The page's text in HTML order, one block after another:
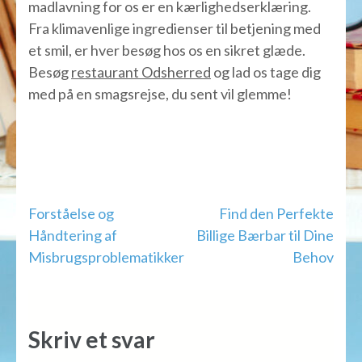
madlavning for os er en kærlighedserklæring.
Fra klimavenlige ingredienser til betjening med
et smil, er hver besøg hos os en sikret glæde.
Besøgrestaurant Odsherred og lad os tage dig
med på en smagsrejse, du sent vil glemme!
Indlægsnavigation
Forståelse og
Håndtering af
Misbrugsproblematikker
Find den Perfekte
Billige Bærbar til Dine
Behov
Skriv et svar